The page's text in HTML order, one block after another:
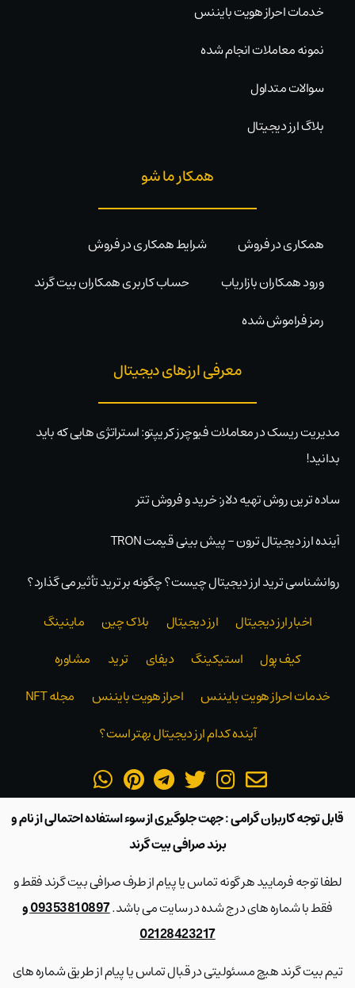
خدمات احراز هویت بایننس
نمونه معاملات انجام شده
سوالات متداول
بلاگ ارز دیجیتال
همکار ما شو
همکاری در فروش
شرایط همکاری در فروش
ورود همکاران بازاریاب
حساب کاربری همکاران بیت گرند
رمز فراموش شده
معرفی ارزهای دیجیتال
مدیریت ریسک در معاملات فیوچرز کریپتو: استراتژی هایی که باید
بدانید!
ساده ترین روش تهیه دلار: خرید و فروش تتر
آینده ارز دیجیتال ترون – پیش بینی قیمت TRON
روانشناسی ترید ارز دیجیتال چیست؟ چگونه بر ترید تأثیر می گذارد؟
اخبار ارز دیجیتال
ارز دیجیتال بلاک‌ چین
ماینینگ
کیف پول
استیکینگ دیفای ترید
مشاوره
خدمات احراز هویت بایننس
احراز هویت بایننس
مجله NFT
آینده کدام ارز دیجیتال بهتر است؟
قابل توجه کاربران گرامی : جهت جلوگیری از سوء استفاده احتمالی از نام و
برند صرافی بیت گرند
لطفا توجه فرمایید هر گونه تماس یا پیام از طرف صرافی بیت گرند فقط و
فقط با شماره های درج شده در سایت می باشد.
09353810897 و
02128423217
تیم بیت گرند هیچ مسئولیتی در قبال تماس یا پیام از طریق شماره های